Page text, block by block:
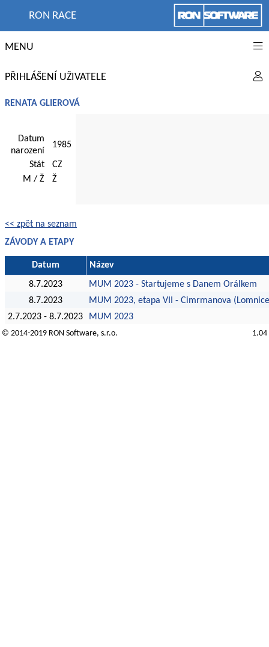
RON RACE
MENU
PŘIHLÁŠENÍ UŽIVATELE
RENATA GLIEROVÁ
Datum
narození
1985
Stát
CZ
M / Ž
Ž
<< zpět na seznam
ZÁVODY A ETAPY
Datum
Název
8.7.2023
MUM 2023 - Startujeme s Danem Orálkem
8.7.2023
MUM 2023, etapa VII - Cimrmanova
2.7.2023 - 8.7.2023
MUM 2023
© 2014-2019 RON Software, s.r.o. 1.04